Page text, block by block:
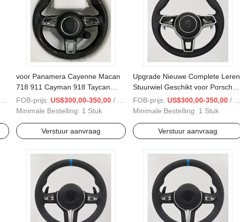
voor Panamera Cayenne Macan
718 911 Cayman 918 Taycan
Boxster Carrera 911 981 987 957
Stuurwiel
FOB-prijs: US$300,00-350,00 / Stuk
Minimale Bestelling: 1 Stuk
Verstuur aanvraag
Upgrade Nieuwe Complete Leren
Stuurwiel Geschikt voor Porsche
Panamera Macan Cayenne
FOB-prijs: US$300,00-350,00 / Stuk
Minimale Bestelling: 1 Stuk
Verstuur aanvraag